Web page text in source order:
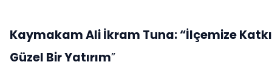
Kaymakam Ali İkram Tuna: “İlçemize
Güzel Bir Yatırım”